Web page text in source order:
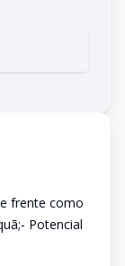
frente como
Potencial